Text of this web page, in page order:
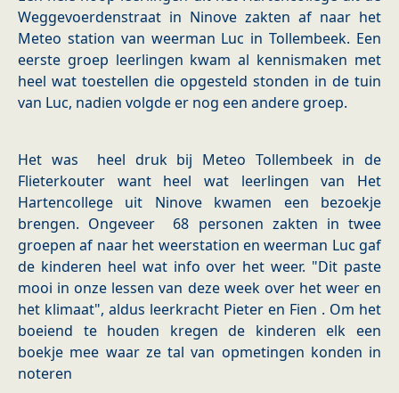
Weggevoerdenstraat in Ninove zakten af naar het
Meteo station van weerman Luc in Tollembeek. Een
eerste groep leerlingen kwam al kennismaken met
heel wat toestellen die opgesteld stonden in de tuin
van Luc, nadien volgde er nog een andere groep.
Het was heel druk bij Meteo Tollembeek in de
Flieterkouter want heel wat leerlingen van Het
Hartencollege uit Ninove kwamen een bezoekje
brengen. Ongeveer 68 personen zakten in twee
groepen af naar het weerstation en weerman Luc gaf
de kinderen heel wat info over het weer. "Dit paste
mooi in onze lessen van deze week over het weer en
het klimaat", aldus leerkracht Pieter en Fien . Om het
boeiend te houden kregen de kinderen elk een
boekje mee waar ze tal van opmetingen konden in
noteren